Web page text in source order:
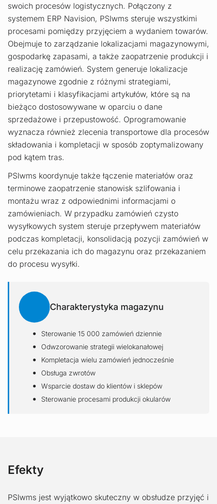
swoich procesów logistycznych. Połączony z
systemem ERP Navision, PSIwms steruje wszystkimi
procesami pomiędzy przyjęciem a wydaniem towarów.
Obejmuje to zarządzanie lokalizacjami magazynowymi,
gospodarkę zapasami, a także zaopatrzenie produkcji i
realizację zamówień. System generuje lokalizacje
magazynowe zgodnie z różnymi strategiami,
priorytetami i klasyfikacjami artykułów, które są na
bieżąco dostosowywane w oparciu o dane
sprzedażowe i przepustowość. Oprogramowanie
wyznacza również zlecenia transportowe dla procesów
składowania i kompletacji w sposób zoptymalizowany
pod kątem tras.
PSIwms koordynuje także łączenie materiałów oraz
terminowe zaopatrzenie stanowisk szlifowania i
montażu wraz z odpowiednimi informacjami o
zamówieniach. W przypadku zamówień czysto
wysyłkowych system steruje przepływem materiałów
podczas kompletacji, konsolidacją pozycji zamówień w
celu przekazania ich do magazynu oraz przekazaniem
do procesu wysyłki.
Charakterystyka magazynu
Sterowanie 15 000 zamówień dziennie
Odwzorowanie strategii wielokanałowej
Kompletacja wielu zamówień jednocześnie
Obsługa zwrotów
Wsparcie dostaw do klientów i sklepów
Sterowanie procesami produkcji okularów
Efekty
PSIwms jest wyjątkowo skuteczny w obsłudze przyjęć i